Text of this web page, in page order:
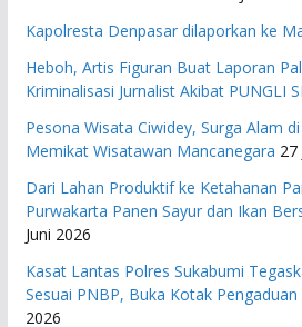
Kapolresta Denpasar dilaporkan ke
Heboh, Artis Figuran Buat Laporan
Kriminalisasi Jurnalist Akibat PUNGLI
Pesona Wisata Ciwidey, Surga Alam
Memikat Wisatawan Mancanegara 27
Dari Lahan Produktif ke Ketahanan
Purwakarta Panen Sayur dan Ikan
Juni 2026
Kasat Lantas Polres Sukabumi
Sesuai PNBP, Buka Kotak
2026